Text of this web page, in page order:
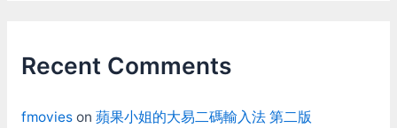
Recent Comments
fmovieson 蘋果小姐的大易二碼輸入法 第二版